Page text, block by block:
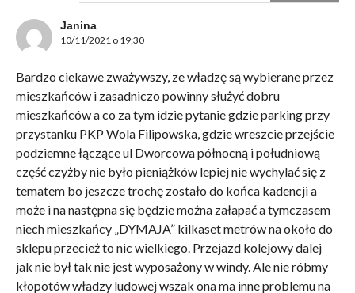
Janina
10/11/2021 o 19:30
Bardzo ciekawe zważywszy, ze władzę są wybierane przez
mieszkańców i zasadniczo powinny służyć dobru
mieszkańców a co za tym idzie pytanie gdzie parking przy
przystanku PKP Wola Filipowska, gdzie wreszcie przejście
podziemne łączące ul Dworcowa północną i południową
część czyżby nie było pieniążków lepiej nie wychylać się z
tematem bo jeszcze trochę zostało do końca kadencji a
może i na następna się będzie można załapać a tymczasem
niech mieszkańcy „DYMAJA” kilkaset metrów na około do
sklepu przecież to nic wielkiego. Przejazd kolejowy dalej
jak nie był tak nie jest wyposażony w windy. Ale nie róbmy
kłopotów władzy ludowej wszak ona ma inne problemu na